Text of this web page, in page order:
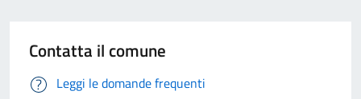
Contatta il comune
Leggi le domande frequenti